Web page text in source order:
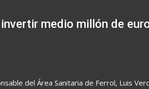
medio millón de
del Área Sanitaria de Ferrol, Luis